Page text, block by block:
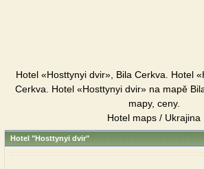
Hotel «Hosttynyi dvir», Bila Cerkva. Hotel
Cerkva. Hotel «Hosttynyi dvir» na mapě
mapy, ceny.
Hotel maps / Ukrajina
Hotel "Hosttynyi dvir"